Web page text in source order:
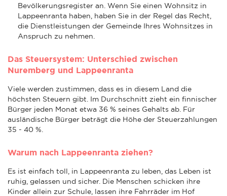
Bevölkerungsregister an. Wenn Sie einen Wohnsitz in
Lappeenranta haben, haben Sie in der Regel das Recht,
die Dienstleistungen der Gemeinde Ihres Wohnsitzes in
Anspruch zu nehmen.
Das Steuersystem: Unterschied zwischen
Nuremberg und Lappeenranta
Viele werden zustimmen, dass es in diesem Land die
höchsten Steuern gibt. Im Durchschnitt zieht ein finnischer
Bürger jeden Monat etwa 36 % seines Gehalts ab. Für
ausländische Bürger beträgt die Höhe der Steuerzahlungen
35 - 40 %.
Warum nach Lappeenranta ziehen?
Es ist einfach toll, in Lappeenranta zu leben, das Leben ist
ruhig, gelassen und sicher. Die Menschen schicken ihre
Kinder allein zur Schule, lassen ihre Fahrräder im Hof